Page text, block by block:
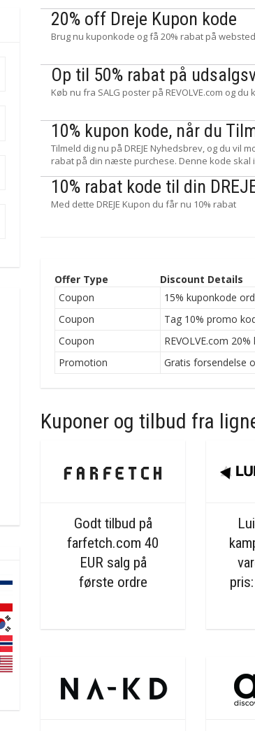
20% off Dreje Kupon kode
Brug nu kuponkode og få 20% rabat på
Op til 50% rabat på
Køb nu fra SALG poster på REVOLVE.com og
10% kupon kode, når du
Tilmeld dig nu på DREJE Nyhedsbrev, og du vil
rabat på din næste purchese. Denne kode skal
10% rabat kode til din
Med dette DREJE Kupon du får nu 10% rabat
Offer Type Discount Details
Coupon
15% kuponkode
Coupon
Tag 10% promo
Coupon
REVOLVE.com
Promotion
Gratis forsendelse
Kuponer og tilbud fra
Godt tilbud på
farfetch.com 40
EUR salg på
første ordre